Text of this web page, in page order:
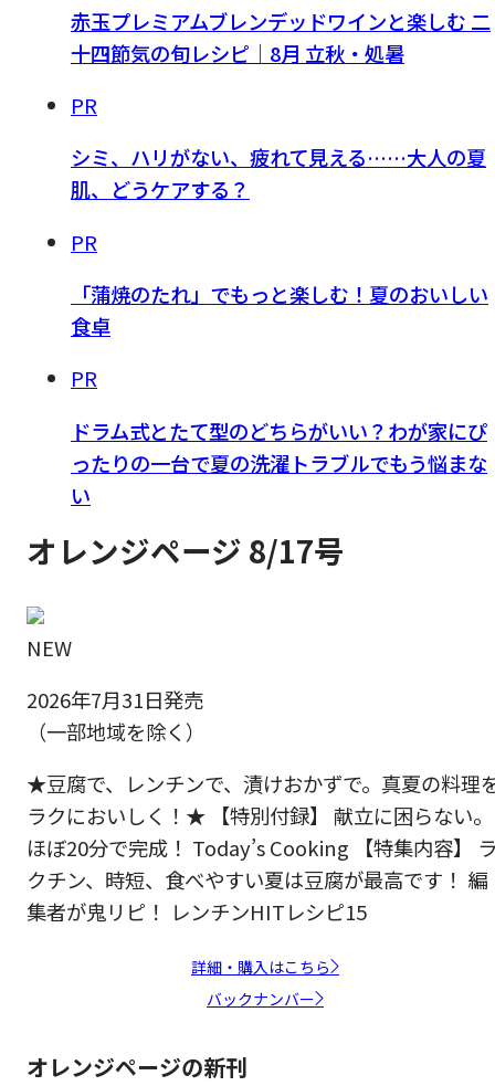
赤玉プレミアムブレンデッドワインと楽しむ 二
十四節気の旬レシピ｜8月 立秋・処暑
PR
シミ、ハリがない、疲れて見える……大人の夏
肌、どうケアする？
PR
「蒲焼のたれ」でもっと楽しむ！夏のおいしい
食卓
PR
ドラム式とたて型のどちらがいい？わが家にぴ
ったりの一台で夏の洗濯トラブルでもう悩まな
い
オレンジページ 8/17号
NEW
2026年7月31日発売
（一部地域を除く）
★豆腐で、レンチンで、漬けおかずで。真夏の料理
ラクにおいしく！★ 【特別付録】 献立に困らない。
ほぼ20分で完成！ Today’s Cooking 【特集内容】
クチン、時短、食べやすい夏は豆腐が最高です！ 編
集者が鬼リピ！ レンチンHITレシピ15
詳細・購入はこちら
バックナンバー
オレンジページの新刊